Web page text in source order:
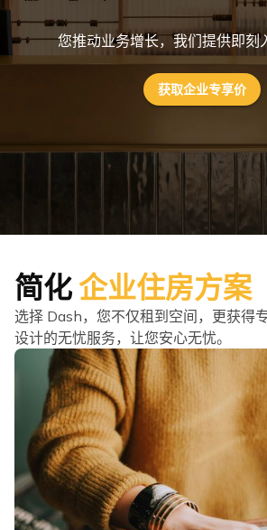
您推动业务增长，我们提供即刻
获取企业专享价
简化 企业住房方案
选择 Dash，您不仅租到空间，更获得
设计的无忧服务，让您安心无忧。